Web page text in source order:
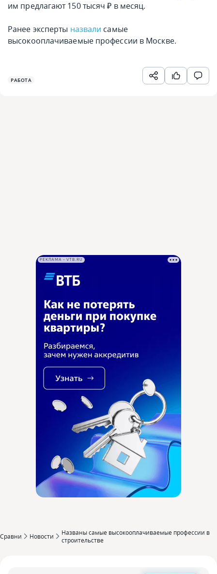
им предлагают 150 тысяч ₽ в месяц.
Ранее эксперты назвали самые
высокооплачиваемые профессии в Москве.
РАБОТА
РЕКЛАМА • VTB.RU
Сравни Новости
Названы самые высокооплачиваемые профессии в
строительстве